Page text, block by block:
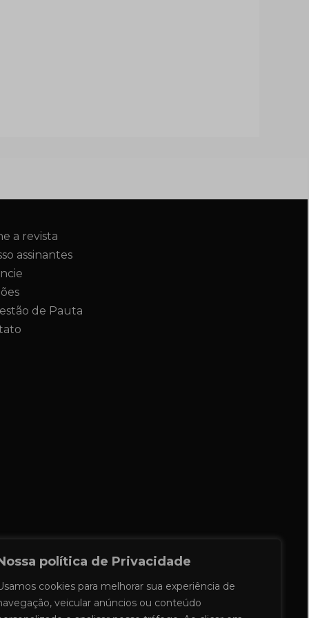
política de Privacidade
cookies para melhorar sua experiência de
veicular anúncios ou conteúdo
a revista
assinantes
de Pauta